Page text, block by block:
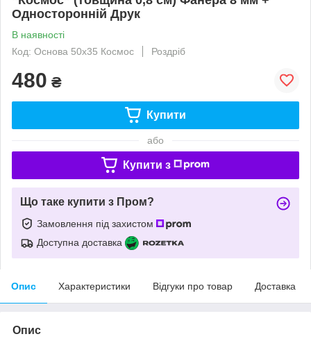
Односторонній Друк
В наявності
Код: Основа 50х35 Космос
Роздріб
480 ₴
Купити
або
Купити з
Що таке купити з Пром?
Замовлення під захистом
Доступна доставка
Опис Характеристики Відгуки про товар Доставка
Опис